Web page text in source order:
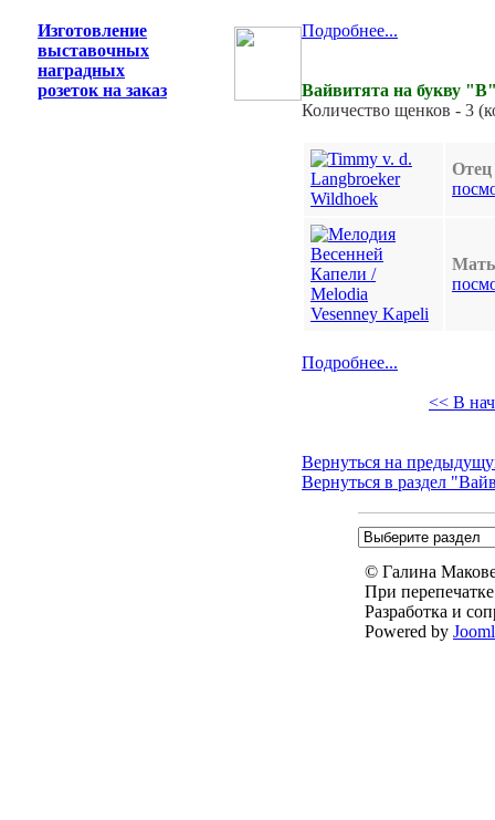
Изготовление
выставочных
наградных
розеток на заказ
Подробнее...
Вайвитята на букву
Количество щенков - 3
Отец
Подробнее...
<< В
Вернуться на
Вернуться в раздел
© Галина
При
Разработка и
Powered by